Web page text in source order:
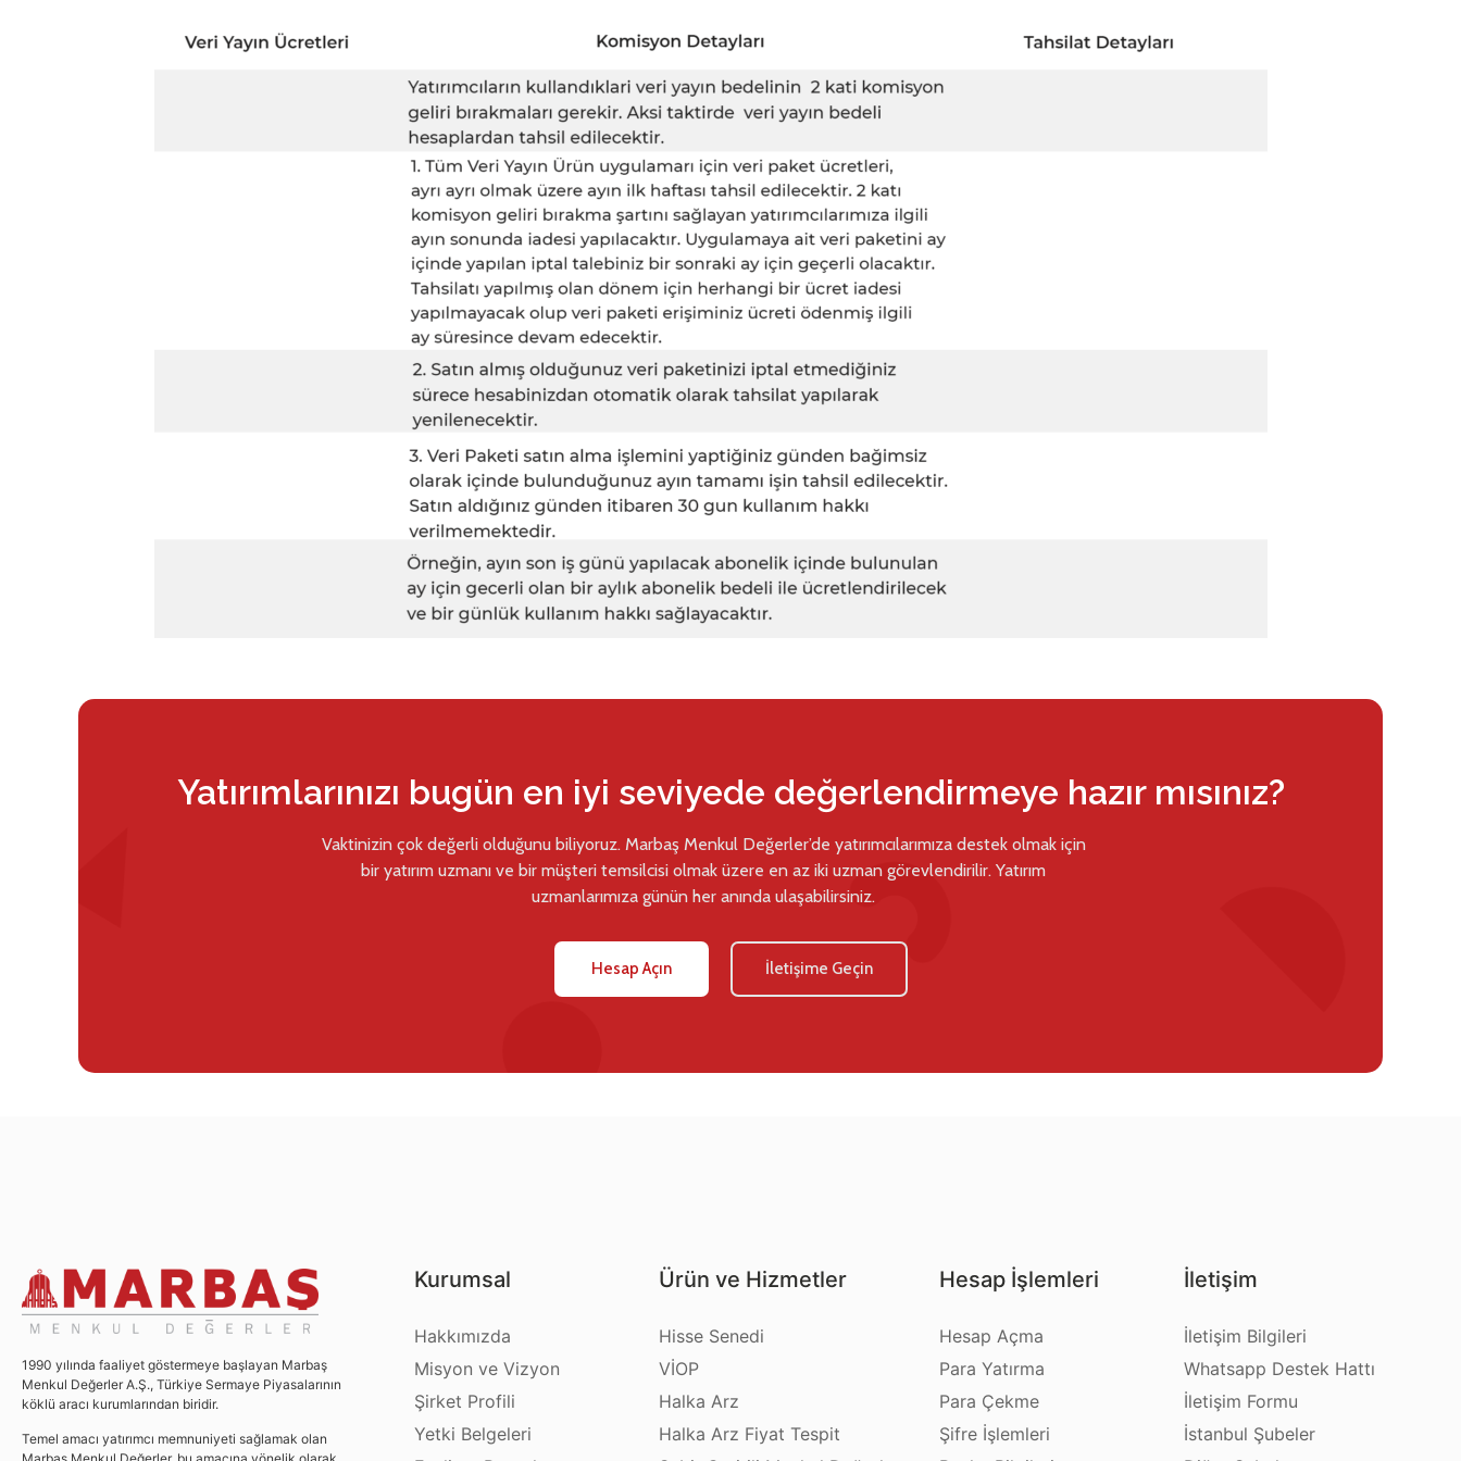
Yatırımlarınızı bugün en iyi seviyede değerlendirmeye hazır mısınız?
Vaktinizin çok değerli olduğunu biliyoruz. Marbaş Menkul Değerler’de yatırımcılarımıza destek olmak için
bir yatırım uzmanı ve bir müşteri temsilcisi olmak üzere en az iki uzman görevlendirilir. Yatırım
uzmanlarımıza günün her anında ulaşabilirsiniz.
Hesap Açın İletişime Geçin
1990 yılında faaliyet göstermeye başlayan Marbaş
Menkul Değerler A.Ş., Türkiye Sermaye Piyasalarının
köklü aracı kurumlarından biridir.
Temel amacı yatırımcı memnuniyeti sağlamak olan
Kurumsal
Hakkımızda
Misyon ve Vizyon
Şirket Profili
Yetki Belgeleri
Ürün ve Hizmetler
Hisse Senedi
VİOP
Halka Arz
Halka Arz Fiyat Tespit
Hesap İşlemleri
Hesap Açma
Para Yatırma
Para Çekme
Şifre İşlemleri
İletişim
İletişim Bilgileri
Whatsapp Destek Hattı
İletişim Formu
İstanbul Şubeler